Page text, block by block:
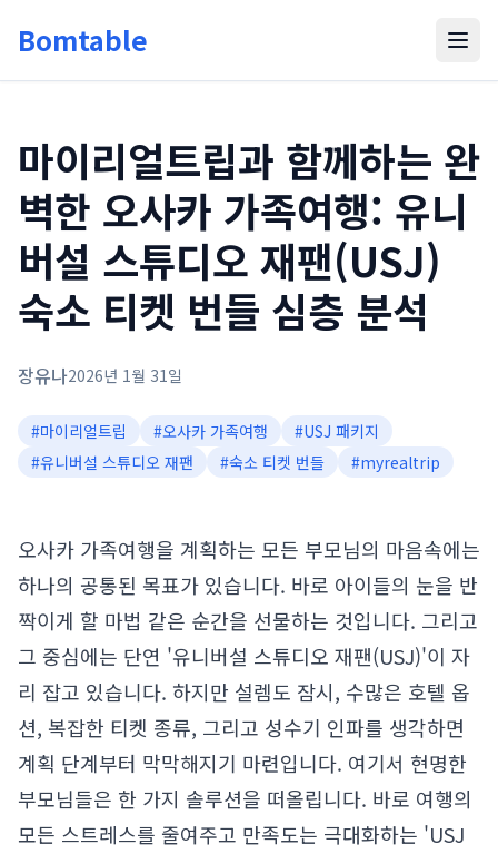
Bomtable
마이리얼트립과 함께하는 완
벽한 오사카 가족여행: 유니
버설 스튜디오 재팬(USJ)
숙소 티켓 번들 심층 분석
장유나2026년 1월 31일
#마이리얼트립 #오사카 가족여행 #USJ 패키지
#유니버설 스튜디오 재팬 #숙소 티켓 번들 #myrealtrip
오사카 가족여행을 계획하는 모든 부모님의 마음속에는
하나의 공통된 목표가 있습니다. 바로 아이들의 눈을 반
짝이게 할 마법 같은 순간을 선물하는 것입니다. 그리고
그 중심에는 단연 '유니버설 스튜디오 재팬(USJ)'이 자
리 잡고 있습니다. 하지만 설렘도 잠시, 수많은 호텔 옵
션, 복잡한 티켓 종류, 그리고 성수기 인파를 생각하면
계획 단계부터 막막해지기 마련입니다. 여기서 현명한
부모님들은 한 가지 솔루션을 떠올립니다. 바로 여행의
모든 스트레스를 줄여주고 만족도는 극대화하는 'USJ